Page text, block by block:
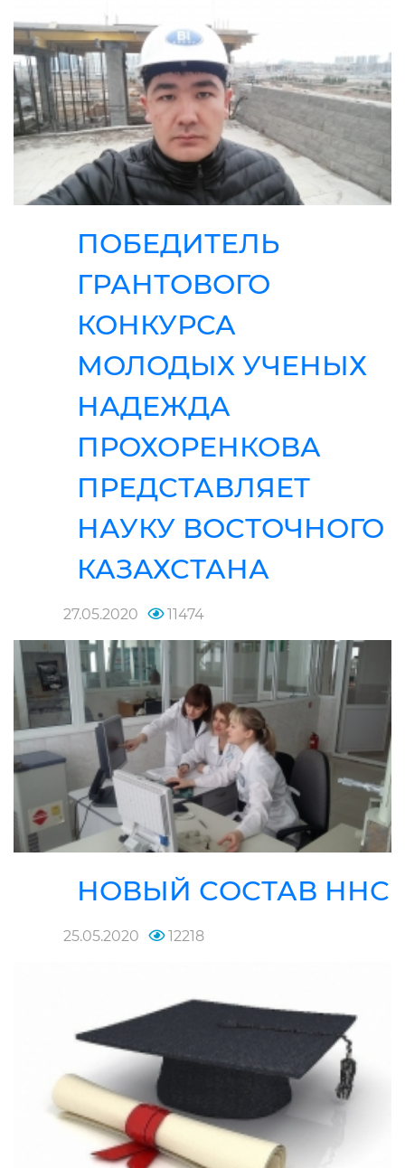
ПОБЕДИТЕЛЬ
ГРАНТОВОГО
КОНКУРСА
МОЛОДЫХ УЧЕНЫХ
НАДЕЖДА
ПРОХОРЕНКОВА
ПРЕДСТАВЛЯЕТ
НАУКУ ВОСТОЧНОГО
КАЗАХСТАНА
27.05.2020 11474
НОВЫЙ СОСТАВ ННС
25.05.2020 12218